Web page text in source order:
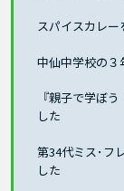
スパイスカレ
中仙中学校の３
『親子で学ぼ
した
第34代ミス･フ
した